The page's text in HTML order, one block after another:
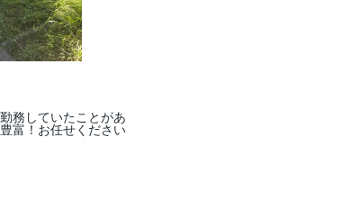
務していたことがあ
富！お任せください